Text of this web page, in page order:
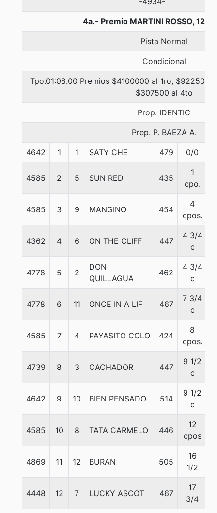
4a.- Premio MARTINI ROSSO,
Pista Normal
Condicional
Tpo.01:08.00 Premios $4100000 al 1ro, $922500
$307500 al 4to
Prop. IDENTIC
Prep. P. BAEZA A.
4642 1 1 SATY CHE 479 0/0
4585 2 5 SUN RED 435
1
cpo.
4585 3 9 MANGINO 454
4
cpos.
4362 4 6 ON THE CLIFF 447
4 3/4
c
4778 5 2
DON
QUILLAGUA
462
4 3/4
c
4778 6 11 ONCE IN A LIF 467
7 3/4
c
4585 7 4 PAYASITO COLO 424
8
cpos.
4739 8 3 CACHADOR 447
9 1/2
c
4642 9 10 BIEN PENSADO 514
9 1/2
c
4585 10 8 TATA CARMELO 446
12
cpos
4869 11 12 BURAN 505
16
1/2
4448 12 7 LUCKY ASCOT 467
17
3/4